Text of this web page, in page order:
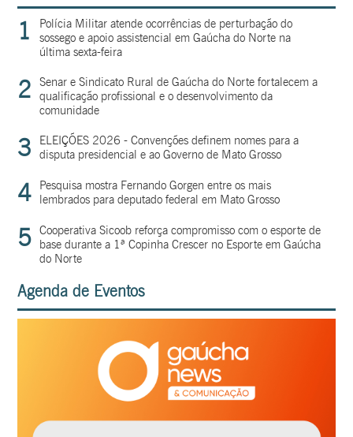
1
Polícia Militar atende ocorrências de perturbação do
sossego e apoio assistencial em Gaúcha do Norte na
última sexta-feira
2
Senar e Sindicato Rural de Gaúcha do Norte fortalecem a
qualificação profissional e o desenvolvimento da
comunidade
3
ELEIÇÕES 2026 - Convenções definem nomes para a
disputa presidencial e ao Governo de Mato Grosso
4
Pesquisa mostra Fernando Gorgen entre os mais
lembrados para deputado federal em Mato Grosso
5 Cooperativa Sicoob reforça compromisso com o esporte de
base durante a 1ª Copinha Crescer no Esporte em Gaúcha
do Norte
Agenda de Eventos